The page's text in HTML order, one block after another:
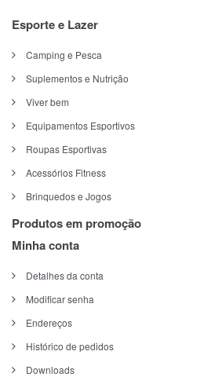
Esporte e Lazer
Camping e Pesca
Suplementos e Nutrição
Viver bem
Equipamentos Esportivos
Roupas Esportivas
Acessórios Fitness
Brinquedos e Jogos
Produtos em promoção
Minha conta
Detalhes da conta
Modificar senha
Endereços
Histórico de pedidos
Downloads